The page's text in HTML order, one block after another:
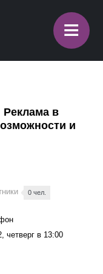
≡
в
и
0 чел.
четверг в 13:00